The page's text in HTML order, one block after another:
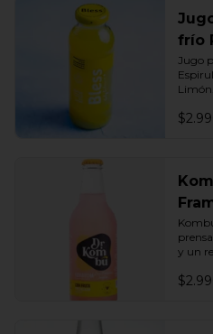
frío
Jugo
Limón
y un